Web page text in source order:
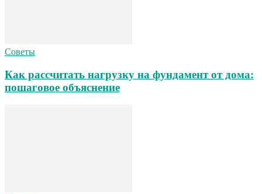
Советы
Как рассчитать нагрузку на фундамент от дома:
пошаговое объяснение